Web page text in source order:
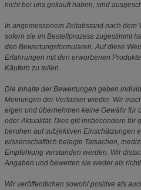
nicht bei uns gekauft haben, sind
In angemessenem Zeitabstand nach
sofern sie im Bestellprozess zugestimmt
den Bewertungsformularen. Auf diese
Erfahrungen mit den erworbenen
Käufern zu teilen.
Die Inhalte der Bewertungen geben
Meinungen der Verfasser wieder. Wir
eigen und übernehmen keine Gewähr für
oder Aktualität. Dies gilt insbesondere für
beruhen auf subjektiven Einschätzungen
wissenschaftlich belegte Tatsachen,
Empfehlung verstanden werden. Wir
Angaben und bewerten sie weder als
Wir veröffentlichen sowohl positive als